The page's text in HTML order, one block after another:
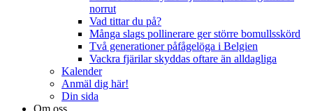
norrut
Vad tittar du på?
Många slags pollinerare ger större bomullsskörd
Två generationer påfågelöga i Belgien
Vackra fjärilar skyddas oftare än alldagliga
Kalender
Anmäl dig här!
Din sida
Om oss